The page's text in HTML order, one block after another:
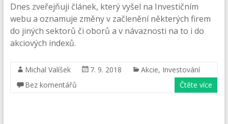
Dnes zveřejňuji článek, který vyšel na Investičním
webu a oznamuje změny v začlenění některých firem
do jiných sektorů či oborů a v návaznosti na to i do
akciových indexů.
Michal Valíšek 7. 9. 2018 Akcie, Investování
Bez komentářů
Čtěte více